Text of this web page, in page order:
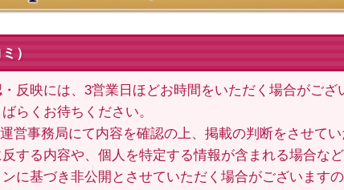
）
反映には、3営業日ほどお時間をいただく場合がござ
らくお待ちください。
営事務局にて内容を確認の上、掲載の判断をさせてい
する内容や、個人を特定する情報が含まれる場合な
に基づき非公開とさせていただく場合がございます